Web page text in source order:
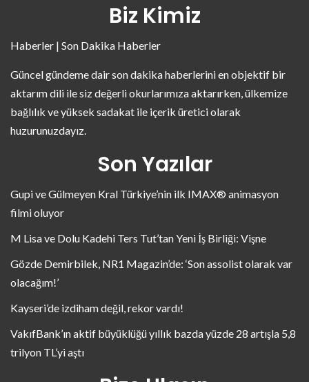
Biz Kimiz
Haberler | Son Dakika Haberler
Güncel gündeme dair son dakika haberlerini en objektif bir
aktarım dili ile siz değerli okurlarımıza aktarırken, ülkemize
bağlılık ve yüksek sadakat ile içerik üretici olarak
huzurunuzdayız.
Son Yazılar
Gupi ve Gülmeyen Kral Türkiye’nin ilk IMAX® animasyon
filmi oluyor
M Lisa ve Dolu Kadehi Ters Tut’tan Yeni İş Birliği: Vişne
Gözde Demirbilek, NR1 Magazin’de: ‘Son assolist olarak var
olacağım!’
Kayseri’de izdiham değil, rekor vardı!
VakıfBank’ın aktif büyüklüğü yıllık bazda yüzde 28 artışla 5,8
trilyon TL’yi aştı